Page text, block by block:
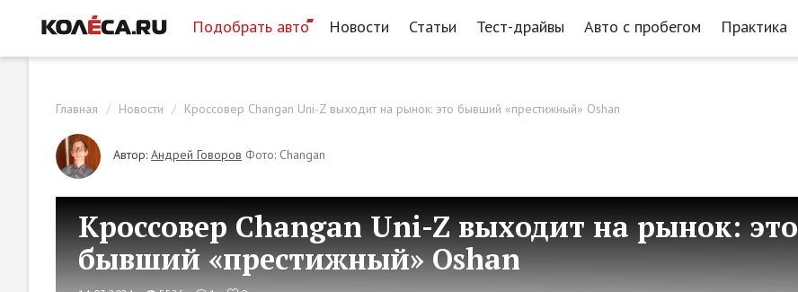
Подобрать авто Новости Статьи Тест-драйвы Авто с пробегом Практика
Главная Новости Кроссовер Changan Uni-Z выходит на рынок: это бывший «престижный» Oshan
Автор: Андрей Говоров Фото: Changan
Кроссовер Changan Uni-Z выходит на рынок: это
бывший «престижный» Oshan